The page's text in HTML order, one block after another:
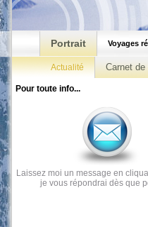
Portrait Voyages
Actualité Carnet de
Pour toute info...
Laissez moi un message en
je vous répondrai dès que